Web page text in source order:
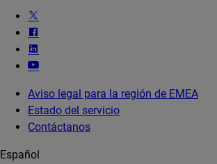
Aviso legal para la región de EMEA
Estado del servicio
Contáctanos
Español